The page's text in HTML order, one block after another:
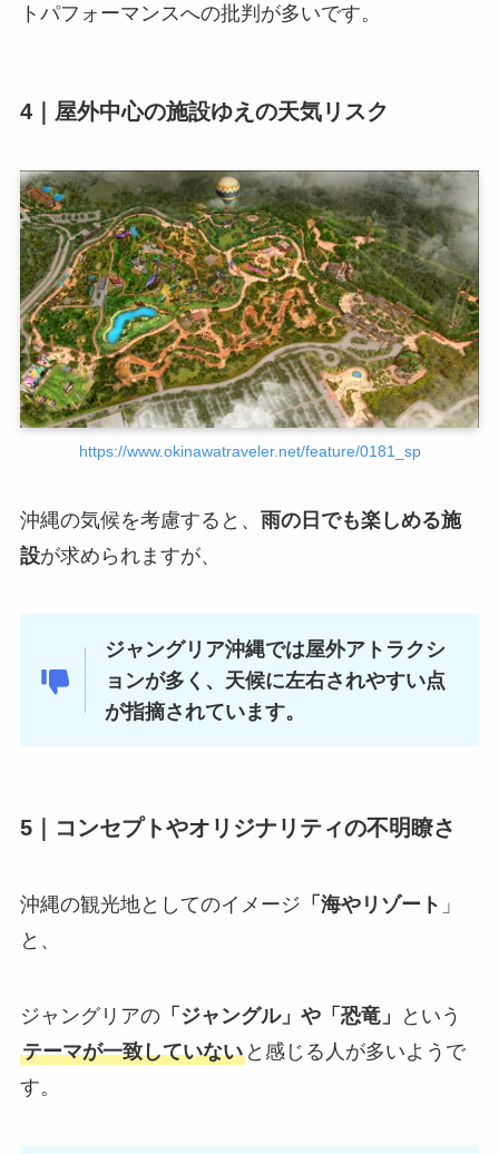
トパフォーマンスへの批判が多いです。
4｜ 屋外中心の施設ゆえの天気リスク
https://www.okinawatraveler.net/feature/0181_sp
沖縄の気候を考慮すると、 雨の日でも楽しめる施
設が求められますが、
ジャングリア沖縄では屋外アトラクシ
ョンが多く、天候に左右されやすい点
が指摘されています。
5｜ コンセプトやオリジナリティの不明瞭さ
沖縄の観光地としてのイメージ 「海やリゾート 」
と、
ジャングリアの「ジャングル」や「恐竜」
という
テーマが一致していないと感じる人が多いようで
す。